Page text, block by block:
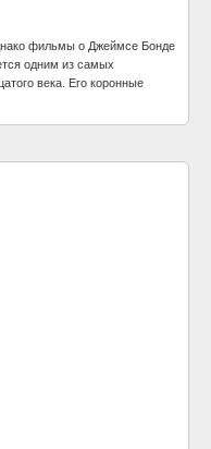
фильмы о Джеймсе Бонде
одним из самых
века. Его коронные